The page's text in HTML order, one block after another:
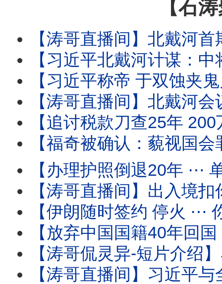
【石
【涛哥直播间】北戴河首期要务：中将上位
【习近平北戴河计谋：中将治军 张又侠五中全会祭旗】中少将补缺
【习近平称帝 于双蚀夹鬼月 ⋯ 借妖魂江泽民百年纪念！】8月17
【涛哥直播间】北戴河会议撞上“双蚀夹鬼月”！天津大爆炸日撞上“日
【追讨税款刀查25年 200万富豪鬼节噩梦！】境外使用微博
【福奇被确认：藐视国会罪成立！】参议院
【办理护照倒退20年 ⋯ 单位介绍信！】人-税双杀瞬
【涛哥直播间】出入境扣你6个月至3年
【伊朗随时签约 停火 ⋯ 你信吗？】油
【放弃中国国籍40年回国 深圳出境 被海关审查
【涛哥侃灵异-短片介绍】马斯克的特异功能：灵魂与肉身
【涛哥直播间】习近平与全军将领-死对头！军中无龙